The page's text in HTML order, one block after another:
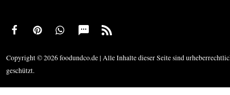
Copyright © 2026 foodundco.de | Alle Inhalte dieser Seite sind
geschützt.